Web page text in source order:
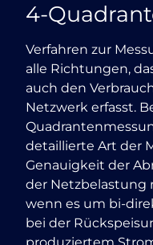
4-
Verfahren zur
alle Richtungen,
auch den
Netzwerk erfasst.
detaillierte Art der
Genauigkeit der
der Netzbelastung
wenn es um bi-
bei der